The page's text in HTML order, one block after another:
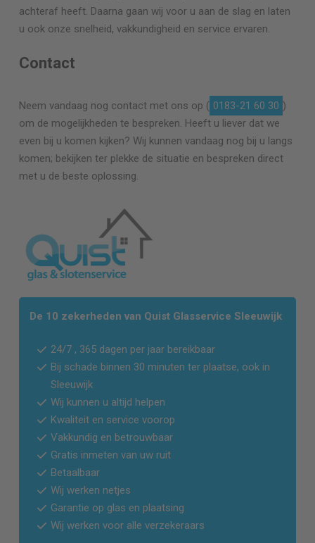
achteraf heeft. Daarna gaan wij voor u aan de slag en laten
u ook onze snelheid, vakkundigheid en service ervaren.
Contact
Neem vandaag nog contact met ons op ( 0183-21 60 30 )
om de mogelijkheden te bespreken. Heeft u liever dat we
even bij u komen kijken? Wij kunnen vandaag nog bij u langs
komen; bekijken ter plekke de situatie en bespreken direct
met u de beste oplossing.
De 10 zekerheden van Quist Glasservice Sleeuwijk
24/7 , 365 dagen per jaar bereikbaar
Bij schade binnen 30 minuten ter plaatse, ook in
Sleeuwijk
Wij kunnen u altijd helpen
Kwaliteit en service voorop
Vakkundig en betrouwbaar
Gratis inmeten van uw ruit
Betaalbaar
Wij werken netjes
Garantie op glas en plaatsing
Wij werken voor alle verzekeraars